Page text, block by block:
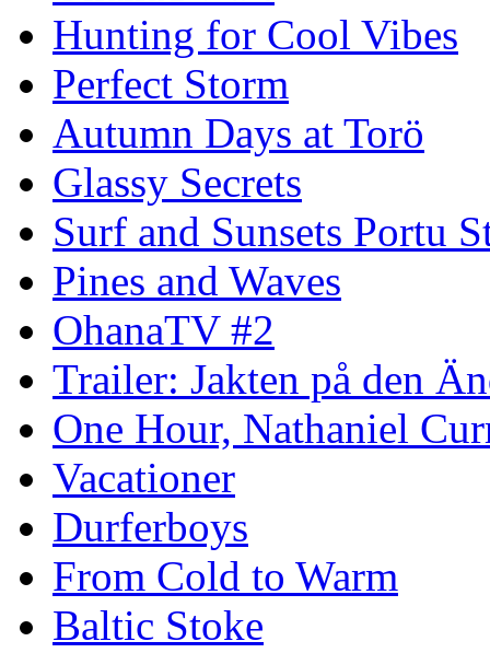
Hunting for Cool Vibes
Perfect Storm
Autumn Days at Torö
Glassy Secrets
Surf and Sunsets Portu
Pines and Waves
OhanaTV #2
Trailer: Jakten på den
One Hour, Nathaniel
Vacationer
Durferboys
From Cold to Warm
Baltic Stoke